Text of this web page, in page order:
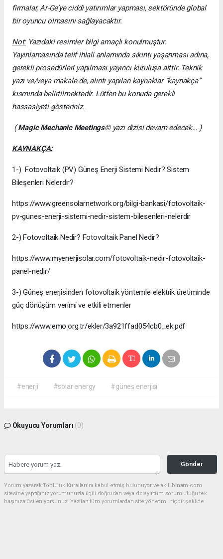
firmalar, Ar-Ge’ye ciddi yatırımlar yapması, sektöründe global
bir oyuncu olmasını sağlayacaktır.
Not:Yazıdaki resimler bilgi amaçlı konulmuştur.
Yayınlamasında telif ihlali anlamında sıkıntı yaşanması adına,
gerekli prosedürleri yapılması yayıncı kuruluşa aittir. Teknik
yazı ve/veya makale de, alıntı yapılan kaynaklar “kaynakça”
kısmında belirtilmektedir. Lütfen bu konuda gerekli
hassasiyeti gösteriniz.
(Magic Mechanic Meetings© yazı dizisi devam edecek… )
KAYNAKÇA:
1-) Fotovoltaik (PV) Güneş Enerji Sistemi Nedir? Sistem
Bileşenleri Nelerdir?
https://www.greensolarnetwork.org/bilgi-bankasi/fotovoltaik-
pv-gunes-enerji-sistemi-nedir-sistem-bilesenleri-nelerdir
2-) Fotovoltaik Nedir? Fotovoltaik Panel Nedir?
https://www.myenerjisolar.com/fotovoltaik-nedir-fotovoltaik-
panel-nedir/
3-) Güneş enerjisinden fotovoltaik yöntemle elektrik üretiminde
güç dönüşüm verimi ve etkili etmenler
https://www.emo.org.tr/ekler/3a921ffad054cb0_ek.pdf
#enerji #solar energy #güneş enerjisi
Okuyucu Yorumları (0)
Gönder
Yorum yazarak Topluluk Kuralları’nı kabul etmiş bulunuyor ve akillibinam.com
sitesine yaptığınız yorumunuzla ilgili doğrudan veya dolaylı tüm sorumluluğu tek
başınıza üstleniyorsunuz. Yazılan tüm yorumlardan site yönetimi hiçbir şekilde